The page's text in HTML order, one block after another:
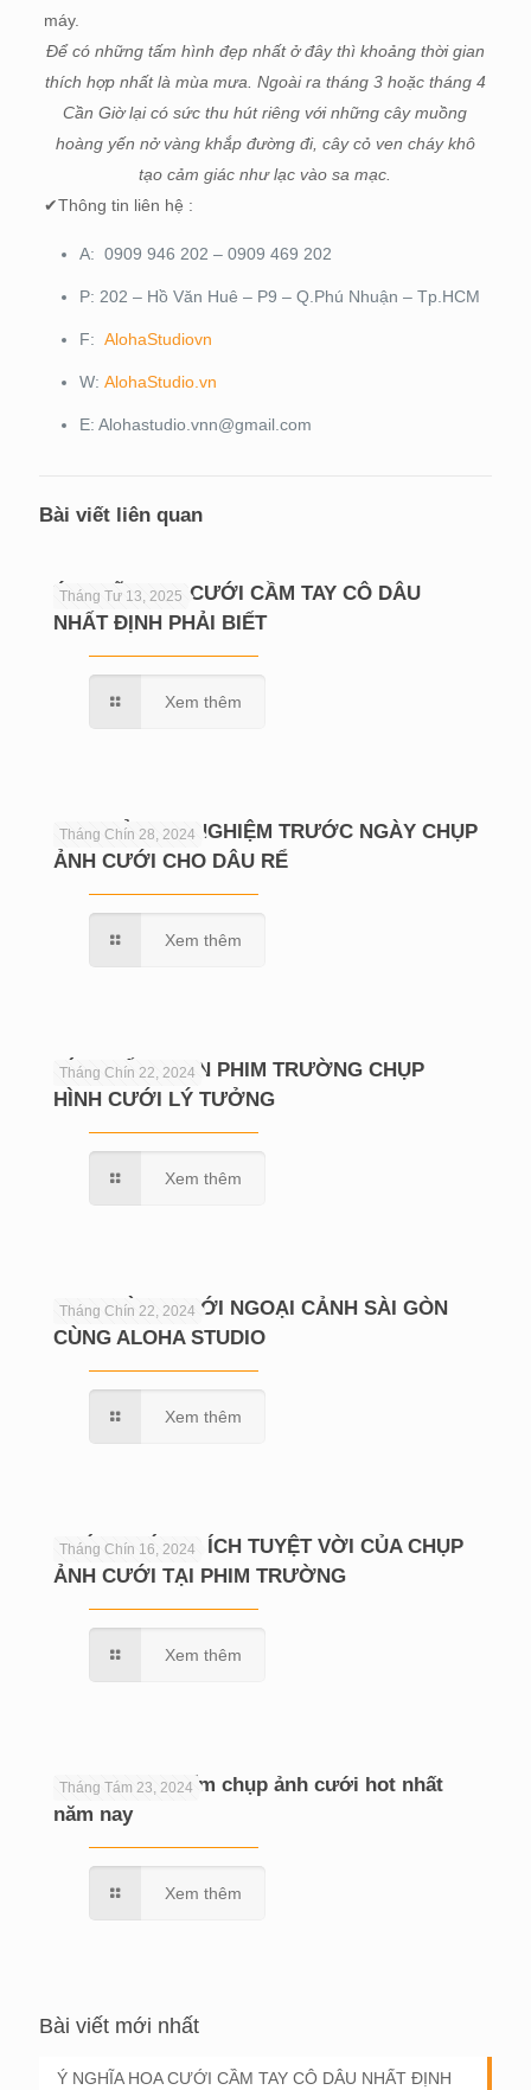
máy.
Để có những tấm hình đẹp nhất ở đây thì khoảng thời gian
thích hợp nhất là mùa mưa. Ngoài ra tháng 3 hoặc tháng 4
Cần Giờ lại có sức thu hút riêng với những cây muồng
hoàng yến nở vàng khắp đường đi, cây cỏ ven cháy khô
tạo cảm giác như lạc vào sa mạc.
✔Thông tin liên hệ :
A: 0909 946 202 – 0909 469 202
P: 202 – Hồ Văn Huê – P9 – Q.Phú Nhuận – Tp.HCM
F: AlohaStudiovn
W: AlohaStudio.vn
E: Alohastudio.vnn@gmail.com
Bài viết liên quan
Tháng Tư 13, 2025
Ý NGHĨA HOA CƯỚI CẦM TAY CÔ DÂU
NHẤT ĐỊNH PHẢI BIẾT
Xem thêm
Tháng Chín 28, 2024
CHIA SẺ KINH NGHIỆM TRƯỚC NGÀY CHỤP
ẢNH CƯỚI CHO DÂU RỂ
Xem thêm
Tháng Chín 22, 2024
BÍ QUYẾT CHỌN PHIM TRƯỜNG CHỤP
HÌNH CƯỚI LÝ TƯỞNG
Xem thêm
Tháng Chín 22, 2024
CHỤP HÌNH CƯỚI NGOẠI CẢNH SÀI GÒN
CÙNG ALOHA STUDIO
Xem thêm
Tháng Chín 16, 2024
KHÁM PHÁ LỢI ÍCH TUYỆT VỜI CỦA CHỤP
ẢNH CƯỚI TẠI PHIM TRƯỜNG
Xem thêm
Tháng Tám 23, 2024
Hé lộ 10 địa điểm chụp ảnh cưới hot nhất
năm nay
Xem thêm
Bài viết mới nhất
Ý NGHĨA HOA CƯỚI CẦM TAY CÔ DÂU NHẤT ĐỊNH